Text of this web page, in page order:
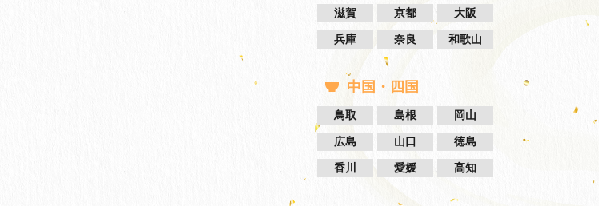
滋賀 京都 大阪
兵庫 奈良 和歌山
中国・四国
鳥取 島根 岡山
広島 山口 徳島
香川 愛媛 高知